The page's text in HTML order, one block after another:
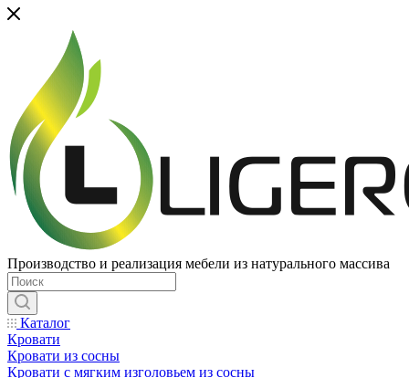
Производство и реализация мебели из натурального массива
Каталог
Кровати
Кровати из сосны
Кровати с мягким изголовьем из сосны